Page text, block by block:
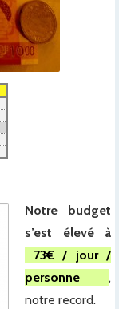
Notre budget
s’est élevé à
73€ / jour /
personne ,
notre record.